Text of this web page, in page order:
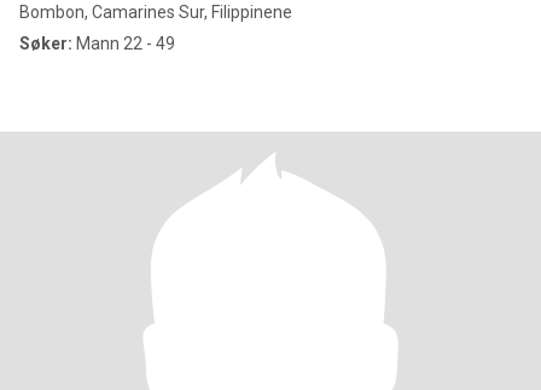
Bombon, Camarines Sur, Filippinene
Søker: Mann 22 - 49